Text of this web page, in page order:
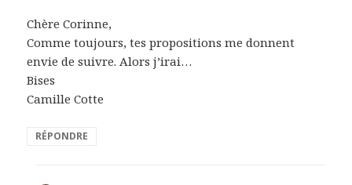
Chère Corinne,
Comme toujours, tes propositions me donnent
envie de suivre. Alors j’irai…
Bises
Camille Cotte
RÉPONDRE